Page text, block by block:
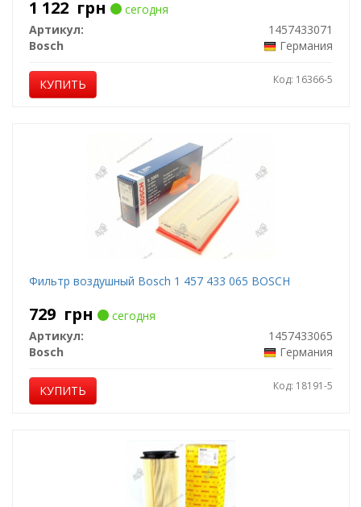
1 122 грн
сегодня
Артикул:
1457433071
Bosch
Германия
КУПИТЬ Код: 16366-5
Фильтр воздушный Bosch 1 457 433 065 BOSCH
729 грн
сегодня
Артикул:
1457433065
Bosch
Германия
КУПИТЬ Код: 18191-5